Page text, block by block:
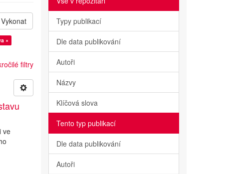
Vykonat
×
filtry
ve
Typy publikací
Dle data publikování
Autoři
Názvy
Klíčová slova
Tento typ publikací
Dle data publikování
Autoři